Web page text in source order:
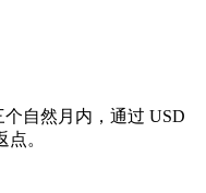
自然月内，通过 USD
。